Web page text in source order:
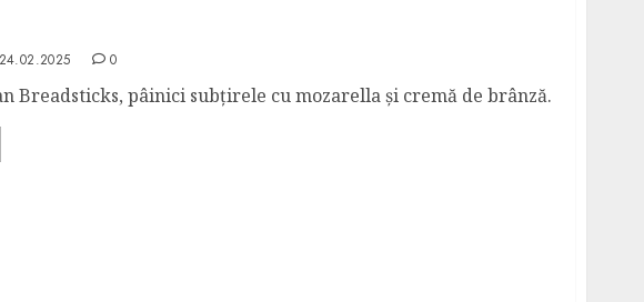
24.02.2025 0
Breadsticks, pâinici subțirele cu mozarella și cremă de brânză.